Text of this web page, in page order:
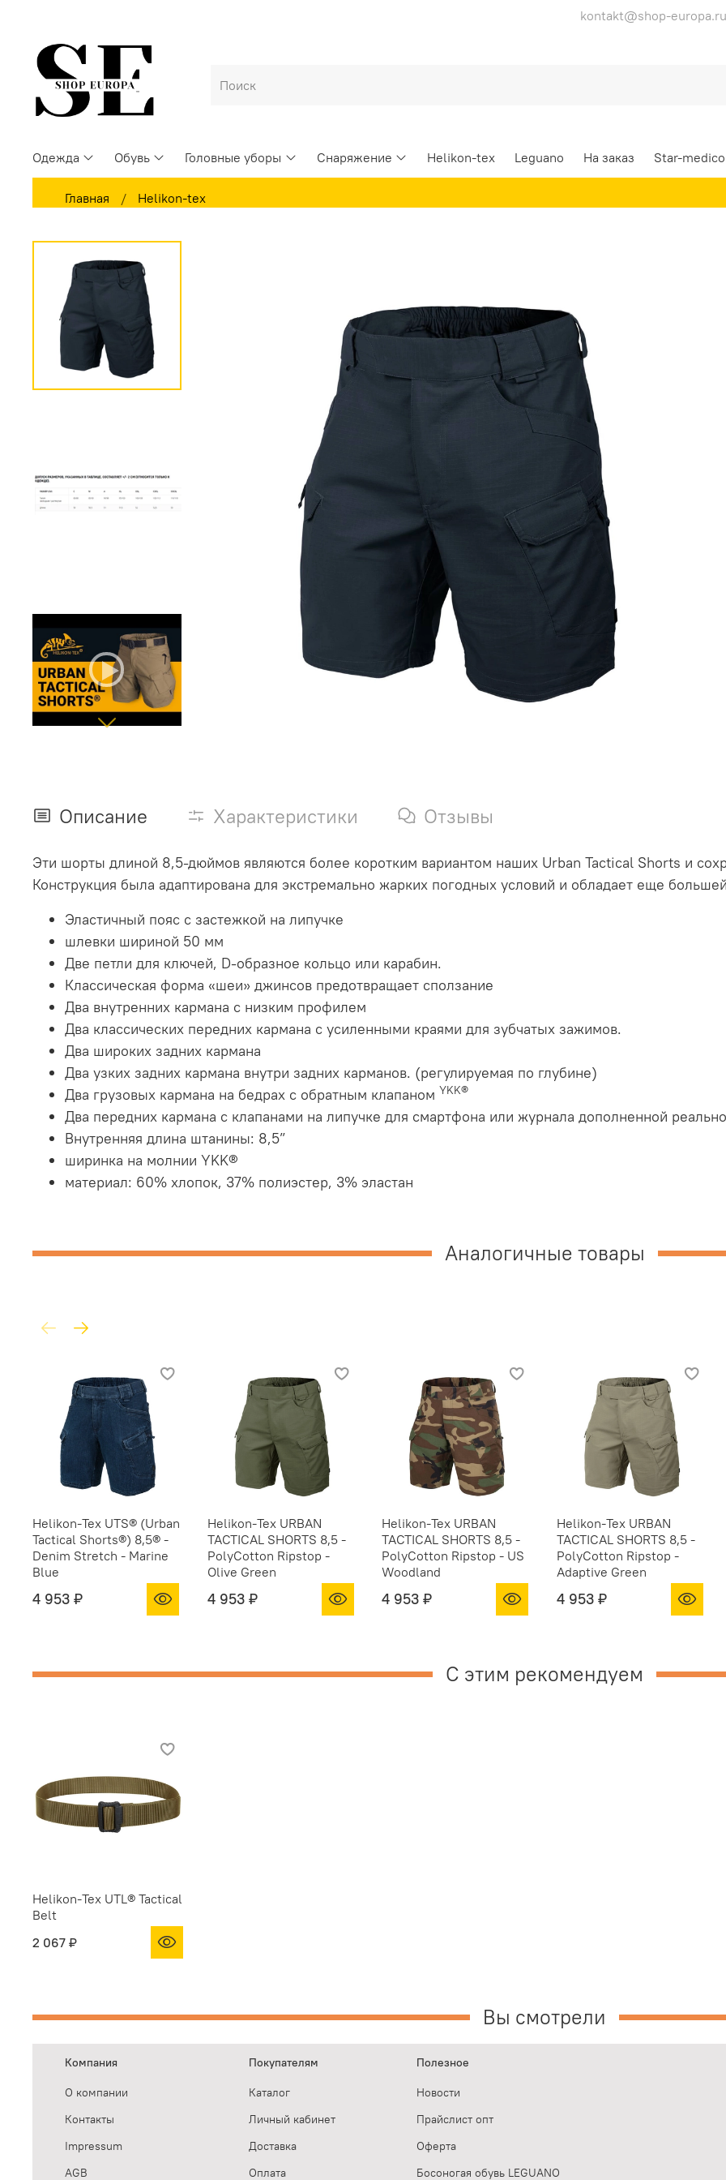
kontakt@shop-europa.ru
Одежда Обувь Головные уборы Снаряжение Helikon-tex Leguano На заказ Star-medico
Главная Helikon-tex
Описание Характеристики Отзывы
Эти шорты длиной 8,5-дюймов являются более коротким вариантом наших Urban Tactical Shorts и
Конструкция была адаптирована для экстремально жарких погодных условий и обладает еще
Эластичный пояс с застежкой на липучке
шлевки шириной 50 мм
Две петли для ключей, D-образное кольцо или карабин.
Классическая форма «шеи» джинсов предотвращает сползание
Два внутренних кармана с низким профилем
Два классических передних кармана с усиленными краями для зубчатых зажимов.
Два широких задних кармана
Два узких задних кармана внутри задних карманов. (регулируемая по глубине)
Два грузовых кармана на бедрах с обратным клапаном YKK®
Два передних кармана с клапанами на липучке для смартфона или журнала дополненной
Внутренняя длина штанины: 8,5”
ширинка на молнии YKK®
материал: 60% хлопок, 37% полиэстер, 3% эластан
Аналогичные товары
Helikon-Tex UTS® (Urban
Tactical Shorts®) 8,5® -
Denim Stretch - Marine
Blue
4 953 ₽
Helikon-Tex URBAN
TACTICAL SHORTS 8,5 -
PolyCotton Ripstop -
Olive Green
4 953 ₽
Helikon-Tex URBAN
TACTICAL SHORTS 8,5 -
PolyCotton Ripstop - US
Woodland
4 953 ₽
Helikon-Tex URBAN
TACTICAL SHORTS 8,5 -
PolyCotton Ripstop -
Adaptive Green
4 953 ₽
С этим рекомендуем
Helikon-Tex UTL® Tactical
Belt
2 067 ₽
Вы смотрели
Компания
О компании
Контакты
Impressum
AGB
Покупателям
Каталог
Личный кабинет
Доставка
Оплата
Полезное
Новости
Прайслист опт
Оферта
Босоногая обувь LEGUANO